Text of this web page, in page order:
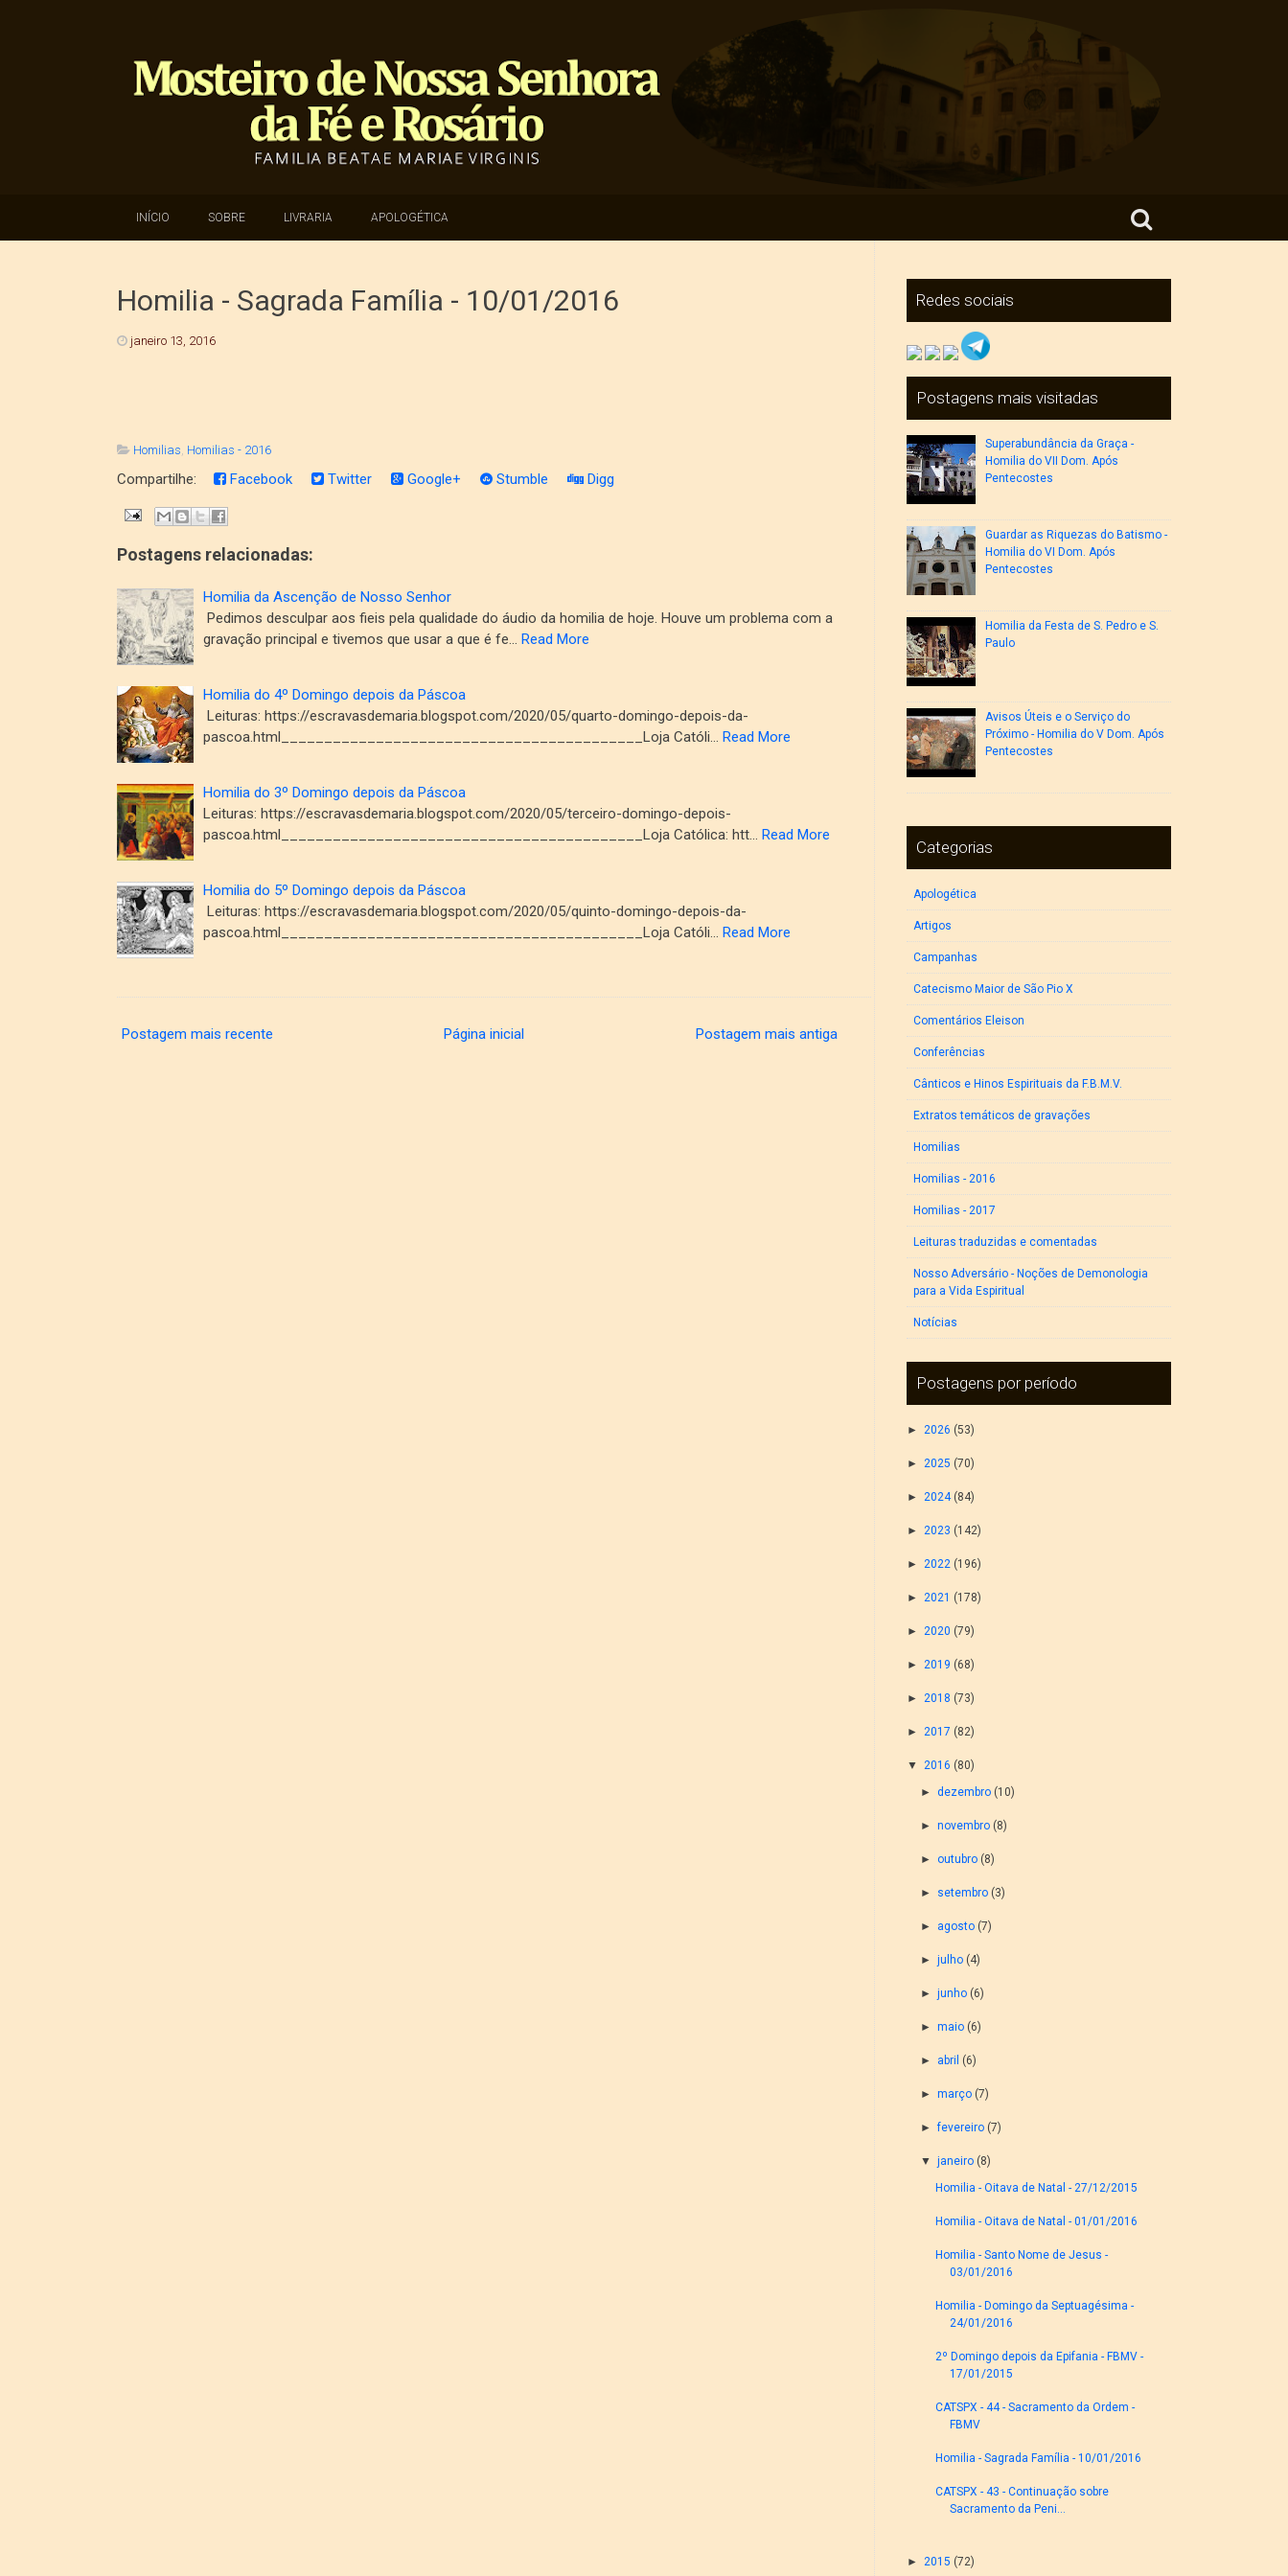
Search for:
SKIP TO CONTENT
INÍCIO SOBRE LIVRARIA APOLOGÉTICA
Homilia - Sagrada Família - 10/01/2016
janeiro 13, 2016
Homilias, Homilias - 2016
Compartilhe: Facebook Twitter Google+ Stumble Digg
Postagens relacionadas:
Homilia da Ascenção de Nosso Senhor
Pedimos desculpar aos fieis pela qualidade do áudio da homilia de hoje. Houve um problema com a
gravação principal e tivemos que usar a que é fe…
Read More
Homilia do 4º Domingo depois da Páscoa
Leituras: https://escravasdemaria.blogspot.com/2020/05/quarto-domingo-depois-da-
pascoa.html__________________________________________Loja Católi…
Read More
Homilia do 3º Domingo depois da Páscoa
Leituras: https://escravasdemaria.blogspot.com/2020/05/terceiro-domingo-depois-
pascoa.html__________________________________________Loja Católica: htt…
Read More
Homilia do 5º Domingo depois da Páscoa
Leituras: https://escravasdemaria.blogspot.com/2020/05/quinto-domingo-depois-da-
pascoa.html__________________________________________Loja Católi…
Read More
Postagem mais recente Postagem mais antiga
Página inicial
Redes sociais
Postagens mais visitadas
Superabundância da Graça -
Homilia do VII Dom. Após
Pentecostes
Guardar as Riquezas do Batismo -
Homilia do VI Dom. Após
Pentecostes
Homilia da Festa de S. Pedro e S.
Paulo
Avisos Úteis e o Serviço do
Próximo - Homilia do V Dom. Após
Pentecostes
Categorias
Apologética
Artigos
Campanhas
Catecismo Maior de São Pio X
Comentários Eleison
Conferências
Cânticos e Hinos Espirituais da F.B.M.V.
Extratos temáticos de gravações
Homilias
Homilias - 2016
Homilias - 2017
Leituras traduzidas e comentadas
Nosso Adversário - Noções de Demonologia
para a Vida Espiritual
Notícias
Postagens por período
► 2026 (53)
► 2025 (70)
► 2024 (84)
► 2023 (142)
► 2022 (196)
► 2021 (178)
► 2020 (79)
► 2019 (68)
► 2018 (73)
► 2017 (82)
▼ 2016 (80)
►dezembro (10)
►novembro (8)
►outubro (8)
► setembro (3)
► agosto (7)
►julho (4)
►junho (6)
►maio (6)
► abril (6)
►março (7)
►fevereiro (7)
▼ janeiro (8)
Homilia - Oitava de Natal - 27/12/2015
Homilia - Oitava de Natal - 01/01/2016
Homilia - Santo Nome de Jesus -
03/01/2016
Homilia - Domingo da Septuagésima -
24/01/2016
2º Domingo depois da Epifania - FBMV -
17/01/2015
CATSPX - 44 - Sacramento da Ordem -
FBMV
Homilia - Sagrada Família - 10/01/2016
CATSPX - 43 - Continuação sobre
Sacramento da Peni...
► 2015 (72)